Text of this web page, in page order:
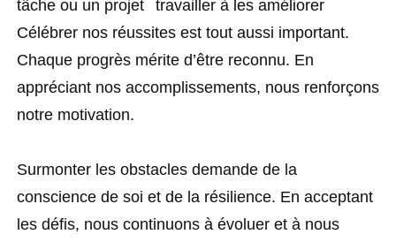
tâche ou un projet
travailler à les améliorer
Célébrer nos réussites est tout aussi important.
Chaque progrès mérite d’être reconnu. En
appréciant nos accomplissements, nous renforçons
notre motivation.
Surmonter les obstacles demande de la
conscience de soi et de la résilience. En acceptant
les défis, nous continuons à évoluer et à nous